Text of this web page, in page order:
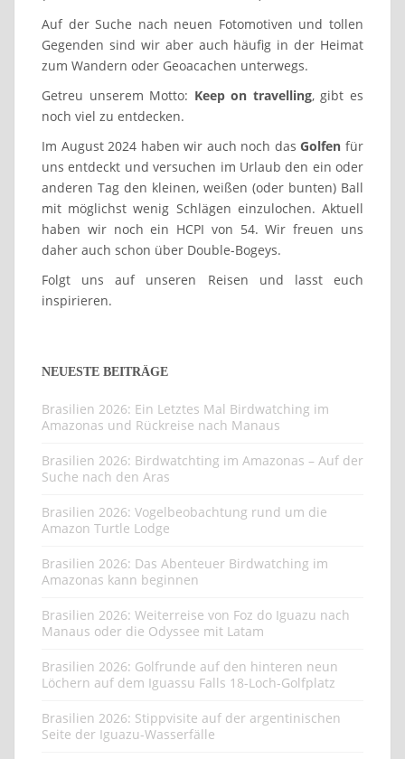
Auf der Suche nach neuen Fotomotiven und tollen
Gegenden sind wir aber auch häufig in der Heimat
zum Wandern oder Geoacachen unterwegs.
Getreu unserem Motto: Keep on travelling, gibt es
noch viel zu entdecken.
Im August 2024 haben wir auch noch dasGolfen für
uns entdeckt und versuchen im Urlaub den ein oder
anderen Tag den kleinen, weißen (oder bunten) Ball
mit möglichst wenig Schlägen einzulochen. Aktuell
haben wir noch ein HCPI von 54. Wir freuen uns
daher auch schon über Double-Bogeys.
Folgt uns auf unseren Reisen und lasst euch
inspirieren.
NEUESTE BEITRÄGE
Brasilien 2026: Ein Letztes Mal Birdwatching im
Amazonas und Rückreise nach Manaus
Brasilien 2026: Birdwatchting im Amazonas – Auf der
Suche nach den Aras
Brasilien 2026: Vogelbeobachtung rund um die
Amazon Turtle Lodge
Brasilien 2026: Das Abenteuer Birdwatching im
Amazonas kann beginnen
Brasilien 2026: Weiterreise von Foz do Iguazu nach
Manaus oder die Odyssee mit Latam
Brasilien 2026: Golfrunde auf den hinteren neun
Löchern auf dem Iguassu Falls 18-Loch-Golfplatz
Brasilien 2026: Stippvisite auf der argentinischen
Seite der Iguazu-Wasserfälle